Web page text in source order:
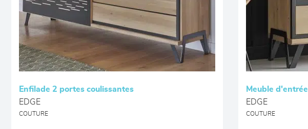
Enfilade 2 portes coulissantes
EDGE
COUTURE
Meuble d'entrée
EDGE
COUTURE